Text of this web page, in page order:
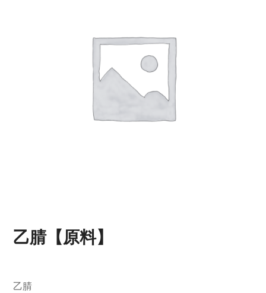
乙腈【原料】
乙腈